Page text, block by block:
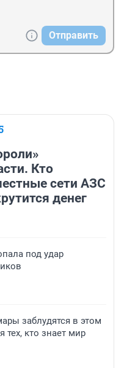
Отправить
Кто
сети АЗС
денег
под удар
заблудятся в этом
тех, кто знает мир